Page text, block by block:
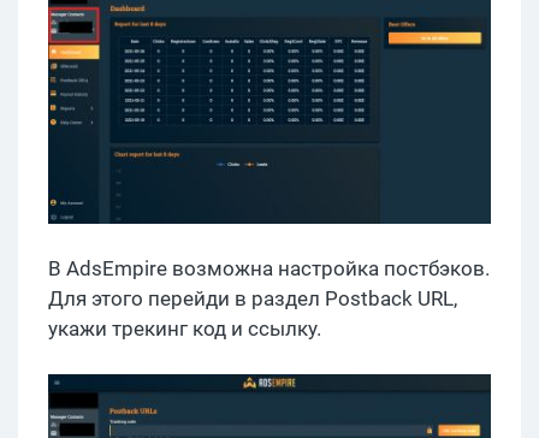
В AdsEmpire возможна настройка постбэков.
Для этого перейди в раздел Postback URL,
укажи трекинг код и ссылку.